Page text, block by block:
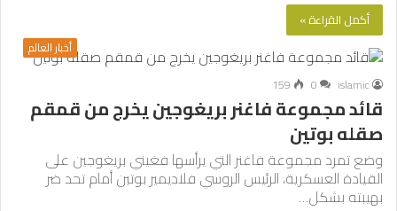
أكمل القراءة »
أخبار العالم
islamic
0
159
قائد مجموعة فاغنر بريغوجين يخرج من قمقم
صقله بوتين
وضع تمرد مجموعة فاغنر التي يرأسها فغيني بريغوجين على
القيادة العسكرية، الرئيس الروسي فلاديمير بوتين أمام تحد ضر
بهيبته بشكل…